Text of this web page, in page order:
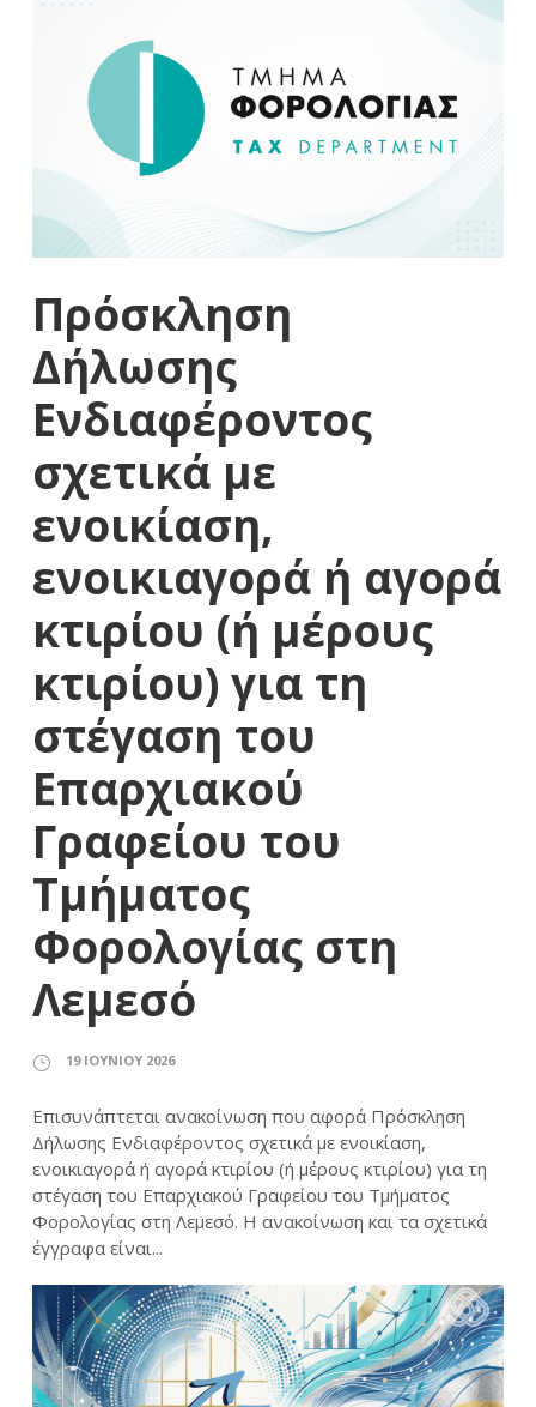
Πρόσκληση
Δήλωσης
Ενδιαφέροντος
σχετικά με
ενοικίαση,
ενοικιαγορά ή αγορά
κτιρίου (ή μέρους
κτιρίου) για τη
στέγαση του
Επαρχιακού
Γραφείου του
Τμήματος
Φορολογίας στη
Λεμεσό
19 ΙΟΥΝΊΟΥ 2026
Επισυνάπτεται ανακοίνωση που αφορά Πρόσκληση
Δήλωσης Ενδιαφέροντος σχετικά με ενοικίαση,
ενοικιαγορά ή αγορά κτιρίου (ή μέρους κτιρίου) για τη
στέγαση του Επαρχιακού Γραφείου του Τμήματος
Φορολογίας στη Λεμεσό. Η ανακοίνωση και τα σχετικά
έγγραφα είναι...